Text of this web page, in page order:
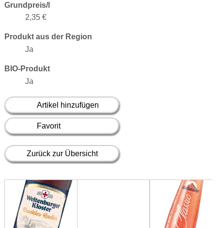
Grundpreis/l
2,35 €
Produkt aus der Region
Ja
BIO-Produkt
Ja
Artikel hinzufügen
Favorit
Zurück zur Übersicht